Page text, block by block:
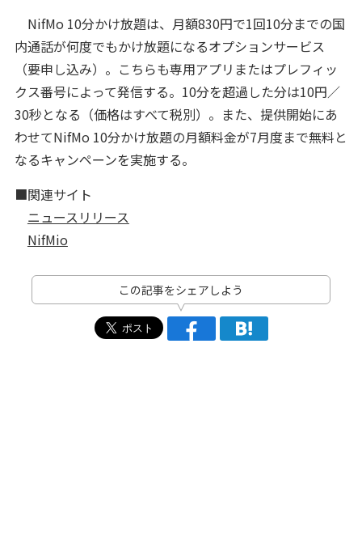
NifMo 10分かけ放題は、月額830円で1回10分までの国
内通話が何度でもかけ放題になるオプションサービス
（要申し込み）。こちらも専用アプリまたはプレフィッ
クス番号によって発信する。10分を超過した分は10円／
30秒となる（価格はすべて税別）。また、提供開始にあ
わせてNifMo 10分かけ放題の月額料金が7月度まで無料と
なるキャンペーンを実施する。
■関連サイト
ニュースリリース
NifMio
この記事をシェアしよう